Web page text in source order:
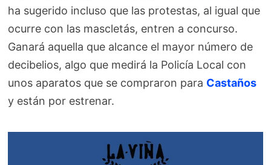
ha sugerido incluso que las protestas, al igual que
ocurre con las mascletás, entren a concurso.
Ganará aquella que alcance el mayor número de
decibelios, algo que medirá la Policía Local con
unos aparatos que se compraron para Castaños
y están por estrenar.